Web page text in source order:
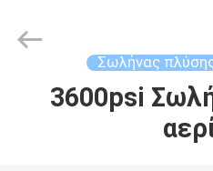
ΣΠΊΤΙ
πλύσης
supplier.
Σωλήνας
3600psi